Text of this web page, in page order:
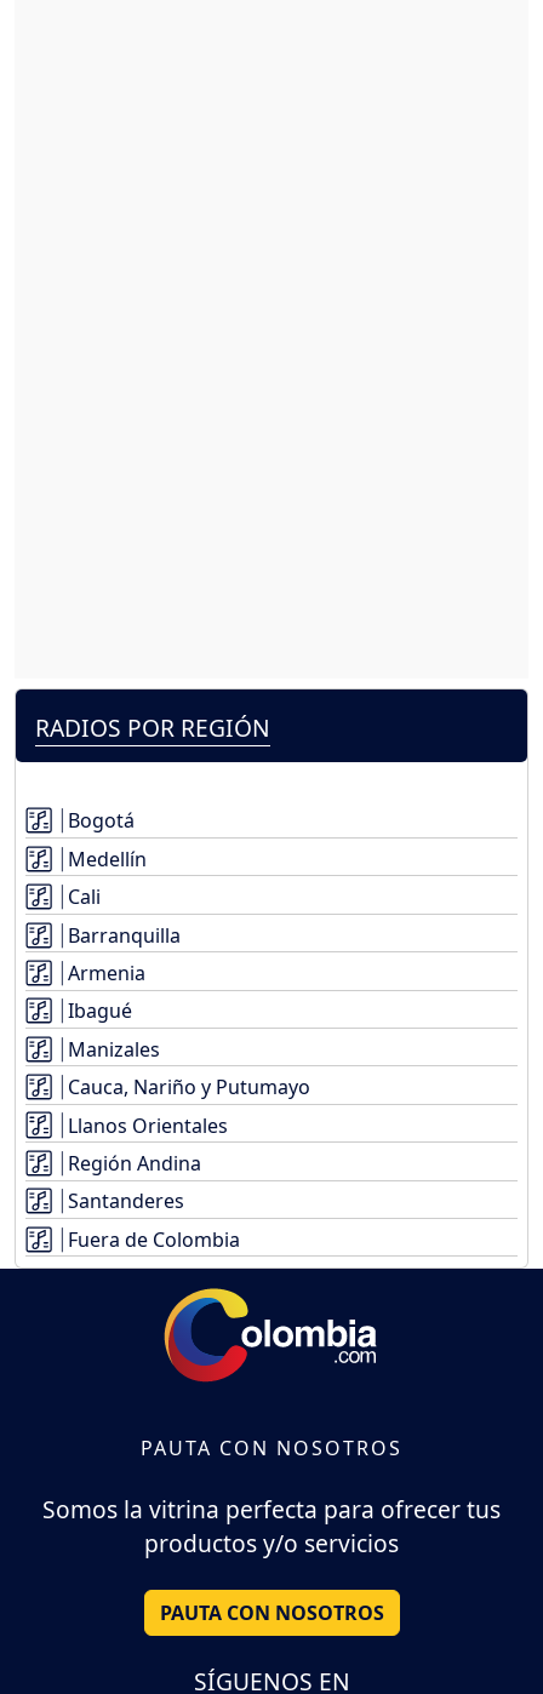
RADIOS POR REGIÓN
Bogotá
Medellín
Cali
Barranquilla
Armenia
Ibagué
Manizales
Cauca, Nariño y Putumayo
Llanos Orientales
Región Andina
Santanderes
Fuera de Colombia
PAUTA CON NOSOTROS
Somos la vitrina perfecta para ofrecer tus
productos y/o servicios
PAUTA CON NOSOTROS
SÍGUENOS EN